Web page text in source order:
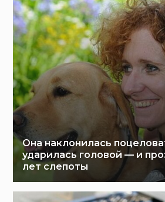
Она наклонилась
ударилась головой — и
лет слепоты